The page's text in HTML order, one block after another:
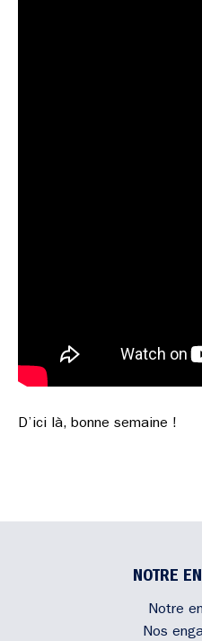
D’ici là, bonne semaine !
NOTRE
Notre
Nos